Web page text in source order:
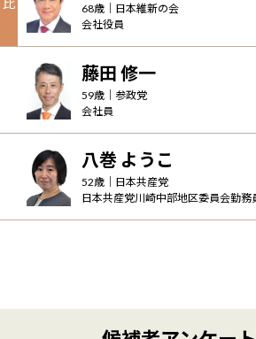
比 68歳｜ 日本維新の会
会社役員
藤田 修一
59歳｜ 参政党
会社員
八巻 ようこ
52歳｜ 日本共産党
日本共産党川崎中部地区委員会勤務